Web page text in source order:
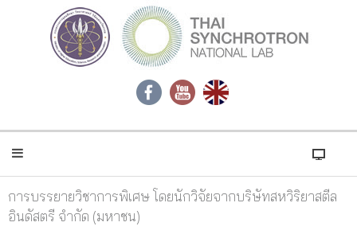
การบรรยายวิชาการพิเศษ โดยนักวิจัยจากบริษัทสหวิริยาสตีล
อินดัสตรี จำกัด (มหาชน)